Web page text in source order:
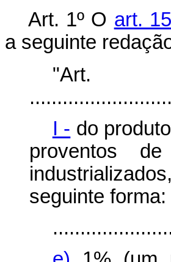
Art. 1º O art.
a seguinte
I - do
proventos
seguinte forma: